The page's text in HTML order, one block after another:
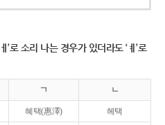
’로 소리 나는 경우가 있더라도 ‘ㅖ’로
ㄱ ㄴ
혜택(惠澤) 헤택